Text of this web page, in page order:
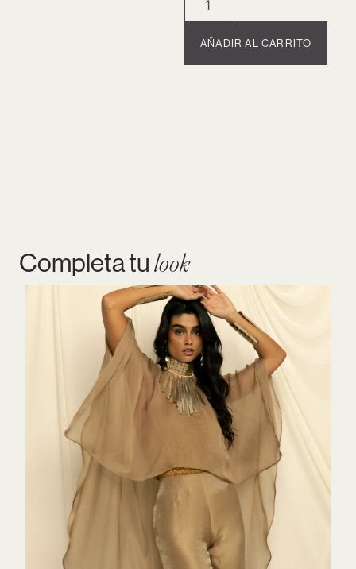
AÑADIR AL CARRITO
Completa tu look